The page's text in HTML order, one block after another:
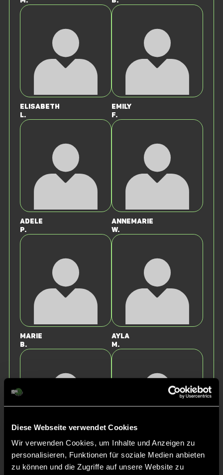
Diese Webseite verwendet Cookies
Wir verwenden Cookies, um Inhalte und Anzeigen zu
personalisieren, Funktionen für soziale Medien anbieten
zu können und die Zugriffe auf unsere Website zu
Elisabeth
L.
Emily
F.
Adele
P.
Annemarie
W.
Marie
B.
Ayla
M.
Hanna
D.
Eva
D.